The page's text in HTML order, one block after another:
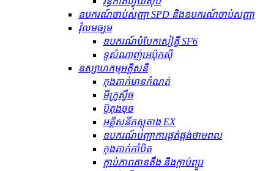
ឧបករណ៍ចាប់សញ្ញា SPD និងឧបករណ៍ចាប់សញ្ញា
វ៉ុលមធ្យម
ឧបករណ៍បំបែកសៀគ្វី SF6
ទូសំណាញ់អេប៉ុកស៊ី
ឧស្សាហកម្មអគ្គិសនី
កុងតាក់មានកំណត់
មីក្រូស្វីច
ប៊ូតុងចុច
អគ្គិសនីភស្តុតាង EX
ឧបករណ៍បញ្ជាការផ្គត់ផ្គង់ថាមពល
កុងតាក់កាំបិត
ក្ដាប់ភាពតានតឹង និងក្ដាប់ព្យួរ